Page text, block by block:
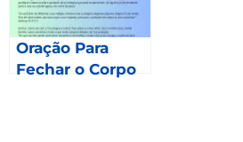
Oração Para
Fechar o Corpo